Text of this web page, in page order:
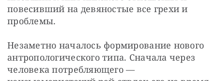
повесивший на девяностые все грехи и
проблемы.
Незаметно началось формирование нового
антропологического типа. Сначала через
человека потребляющего —